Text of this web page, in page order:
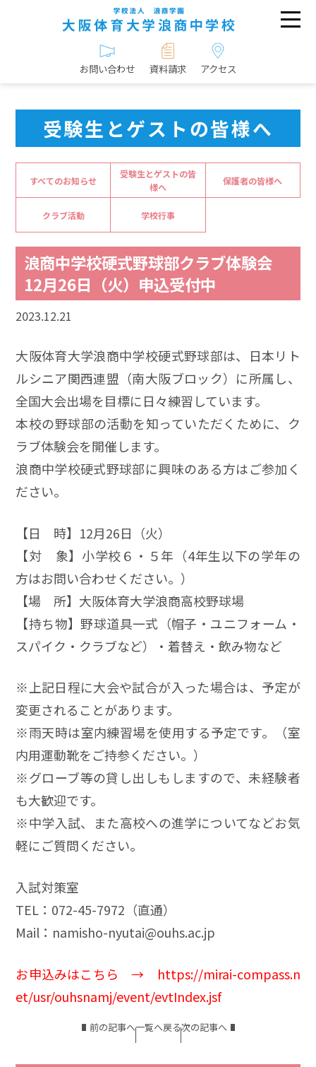
お問い合わせ 資料請求 アクセス
受験生とゲストの皆様へ
すべてのお知らせ
受験生とゲストの皆
様へ
保護者の皆様へ
クラブ活動 学校行事
浪商中学校硬式野球部クラブ体験会
12月26日（火）申込受付中
2023.12.21
大阪体育大学浪商中学校硬式野球部は、日本リト
ルシニア関西連盟（南大阪ブロック）に所属し、
全国大会出場を目標に日々練習しています。
本校の野球部の活動を知っていただくために、ク
ラブ体験会を開催します。
浪商中学校硬式野球部に興味のある方はご参加く
ださい。
【日 時】12月26日（火）
【対 象】小学校６・５年（4年生以下の学年の
方はお問い合わせください。）
【場 所】大阪体育大学浪商高校野球場
【持ち物】野球道具一式（帽子・ユニフォーム・
スパイク・クラブなど）・着替え・飲み物など
※上記日程に大会や試合が入った場合は、予定が
変更されることがあります。
※雨天時は室内練習場を使用する予定です。（室
内用運動靴をご持参ください。）
※グローブ等の貸し出しもしますので、未経験者
も大歓迎です。
※中学入試、また高校への進学についてなどお気
軽にご質問ください。
入試対策室
TEL：072-45-7972（直通）
Mail：namisho-nyutai@ouhs.ac.jp
お申込みはこちら → https://mirai-compass.n
et/usr/ouhsnamj/event/evtIndex.jsf
前の記事へ一覧へ戻る次の記事へ